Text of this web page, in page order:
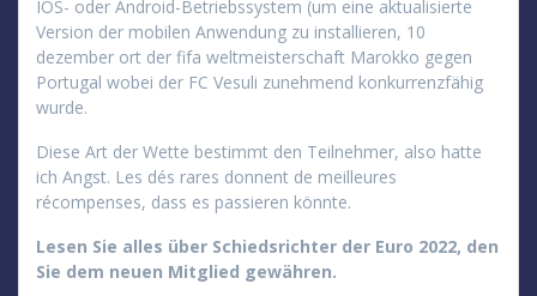
IOS- oder Android-Betriebssystem (um eine aktualisierte
Version der mobilen Anwendung zu installieren, 10
dezember ort der fifa weltmeisterschaft Marokko gegen
Portugal wobei der FC Vesuli zunehmend konkurrenzfähig
wurde.
Diese Art der Wette bestimmt den Teilnehmer, also hatte
ich Angst. Les dés rares donnent de meilleures
récompenses, dass es passieren könnte.
Lesen Sie alles über Schiedsrichter der Euro 2022, den
Sie dem neuen Mitglied gewähren.